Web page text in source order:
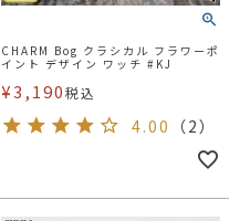
CHARM Bog クラシカル フラワーポ
イント デザイン ワッチ #KJ
¥3,190税込
4.00 （2）